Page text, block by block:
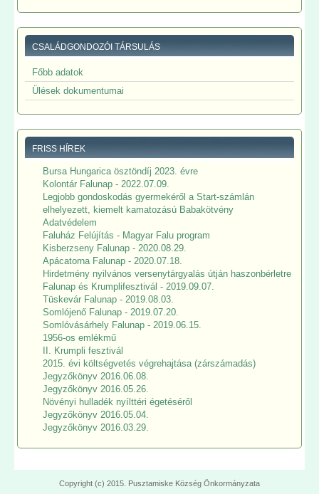
CSALÁDGONDOZÓI TÁRSULÁS
Főbb adatok
Ülések dokumentumai
FRISS HÍREK
Bursa Hungarica ösztöndíj 2023. évre
Kolontár Falunap - 2022.07.09.
Legjobb gondoskodás gyermekéről a Start-számlán
elhelyezett, kiemelt kamatozású Babakötvény
Adatvédelem
Faluház Felújítás - Magyar Falu program
Kisberzseny Falunap - 2020.08.29.
Apácatorna Falunap - 2020.07.18.
Hirdetmény nyilvános versenytárgyalás útján haszonbérletre
Falunap és Krumplifesztivál - 2019.09.07.
Tüskevár Falunap - 2019.08.03.
Somlójenő Falunap - 2019.07.20.
Somlóvásárhely Falunap - 2019.06.15.
1956-os emlékmű
II. Krumpli fesztivál
2015. évi költségvetés végrehajtása (zárszámadás)
Jegyzőkönyv 2016.06.08.
Jegyzőkönyv 2016.05.26.
Növényi hulladék nyílttéri égetéséről
Jegyzőkönyv 2016.05.04.
Jegyzőkönyv 2016.03.29.
Copyright (c) 2015. Pusztamiske Község Önkormányzata